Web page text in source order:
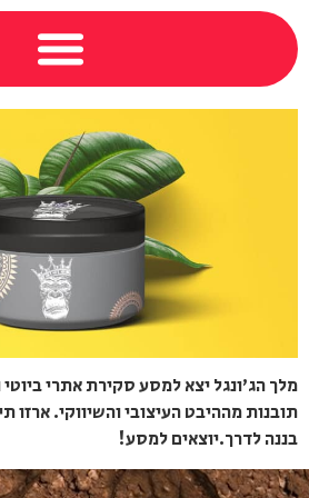
מלך הג'ונגל יצא למסע סקירת אתרי
תובנות מההיבט העיצובי והשיווקי. ארזו
בננה לדרך.יוצאים למסע!